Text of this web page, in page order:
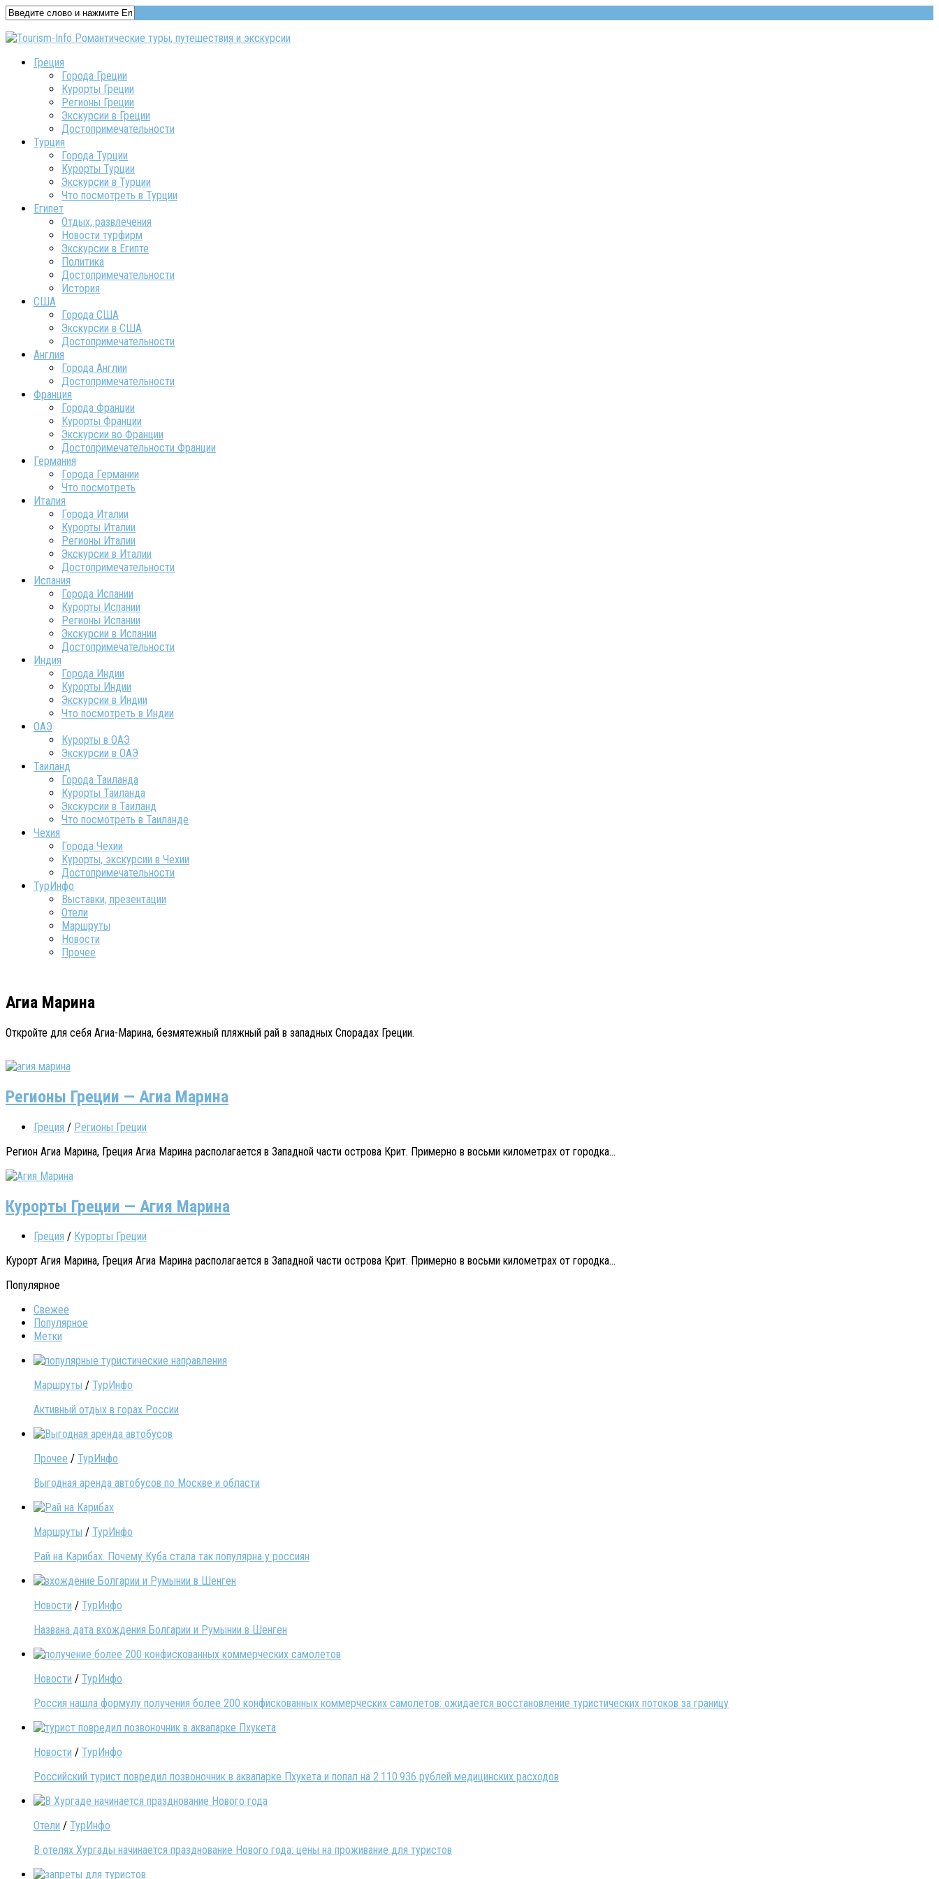
Греция
Города Греции
Курорты Греции
Регионы Греции
Экскурсии в Греции
Достопримечательности
Турция
Города Турции
Курорты Турции
Экскурсии в Турции
Что посмотреть в Турции
Египет
Отдых, развлечения
Новости турфирм
Экскурсии в Египте
Политика
Достопримечательности
История
США
Города США
Экскурсии в США
Достопримечательности
Англия
Города Англии
Достопримечательности
Франция
Города Франции
Курорты Франции
Экскурсии во Франции
Достопримечательности Франции
Германия
Города Германии
Что посмотреть
Италия
Города Италии
Курорты Италии
Регионы Италии
Экскурсии в Италии
Достопримечательности
Испания
Города Испании
Курорты Испании
Регионы Испании
Экскурсии в Испании
Достопримечательности
Индия
Города Индии
Курорты Индии
Экскурсии в Индии
Что посмотреть в Индии
ОАЭ
Курорты в ОАЭ
Экскурсии в ОАЭ
Таиланд
Города Таиланда
Курорты Таиланда
Экскурсии в Таиланд
Что посмотреть в Таиланде
Чехия
Города Чехии
Курорты, экскурсии в Чехии
Достопримечательности
ТурИнфо
Выставки, презентации
Отели
Маршруты
Новости
Прочее
Агиа Марина
Откройте для себя Агиа-Марина, безмятежный пляжный рай в западных Спорадах Греции.
Регионы Греции — Агиа Марина
Греция / Регионы Греции
Регион Агиа Марина, Греция Агиа Марина располагается в Западной части острова Крит. Примерно в восьми километрах от городка...
Курорты Греции — Агия Марина
Греция / Курорты Греции
Курорт Агия Марина, Греция Агиа Марина располагается в Западной части острова Крит. Примерно в восьми километрах от городка...
Популярное
Свежее
Популярное
Метки
Маршруты / ТурИнфо
Активный отдых в горах России
Прочее / ТурИнфо
Выгодная аренда автобусов по Москве и области
Маршруты / ТурИнфо
Рай на Карибах. Почему Куба стала так популярна у россиян
Новости / ТурИнфо
Названа дата вхождения Болгарии и Румынии в Шенген
Новости / ТурИнфо
Россия нашла формулу получения более 200 конфискованных коммерческих самолетов: ожидается восстановление туристических потоков за границу
Новости / ТурИнфо
Российский турист повредил позвоночник в аквапарке Пхукета и попал на 2 110 936 рублей медицинских расходов
Отели / ТурИнфо
В отелях Хургады начинается празднование Нового года: цены на проживание для туристов